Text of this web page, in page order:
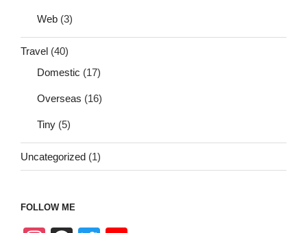
Web (3)
Travel (40)
Domestic (17)
Overseas (16)
Tiny (5)
Uncategorized (1)
FOLLOW ME